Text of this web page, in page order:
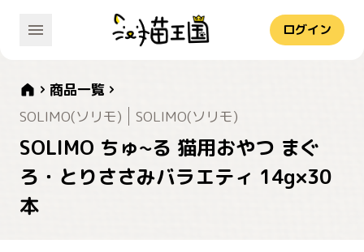
ログイン
商品一覧
SOLIMO(ソリモ)
SOLIMO(ソリモ)
SOLIMO ちゅ~る 猫用おやつ まぐ
ろ・とりささみバラエティ 14g×30
本